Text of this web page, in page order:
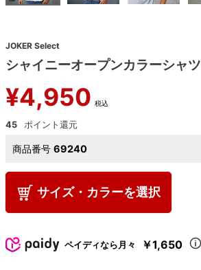
JOKER Select
シャイニーオープンカラーシャツ
¥4,950 税込
45
商品番号 69240
サイズ・カラーを選択
ペイディなら月々 ￥1,650